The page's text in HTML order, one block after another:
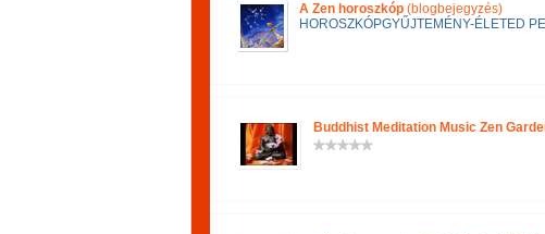
A Zen horoszkóp (blogbejegyzés)
HOROSZKÓPGYŰJTEMÉNY-ÉLETED
Buddhist Meditation Music Zen